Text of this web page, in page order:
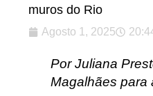
muros do Rio
Agosto 1, 2025
Por Juliana
Magalhães para